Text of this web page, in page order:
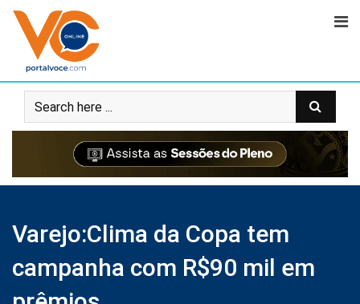
Varejo:Clima da Copa tem
campanha com R$90 mil em